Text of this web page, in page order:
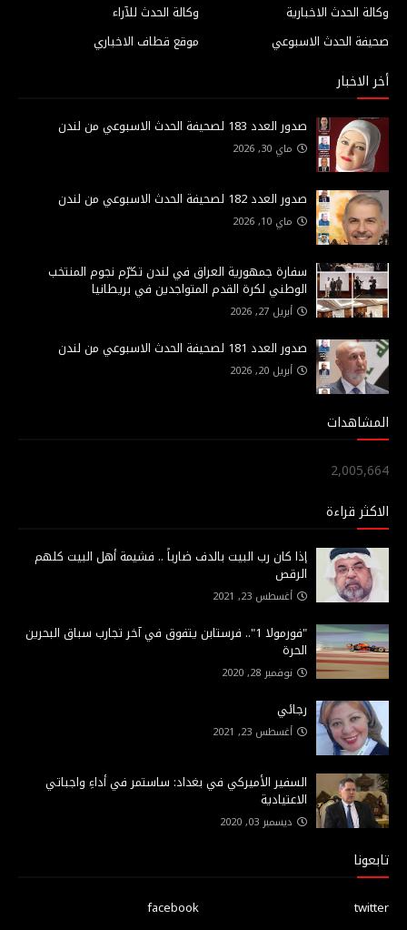
وكالة الحدث للآراء
وكالة الحدث الاخبارية
موقع قطاف الاخباري
صحيفة الحدث الاسبوعي
أخر الاخبار
صدور العدد 183 لصحيفة الحدث الاسبوعي من لندن
ماي 30, 2026
صدور العدد 182 لصحيفة الحدث الاسبوعي من لندن
ماي 10, 2026
سفارة جمهورية العراق في لندن تكرّم نجوم المنتخب
الوطني لكرة القدم المتواجدين في بريطانيا
أبريل 27, 2026
صدور العدد 181 لصحيفة الحدث الاسبوعي من لندن
أبريل 20, 2026
المشاهدات
2,005,664
الاكثر قراءة
إذا كان رب البيت بالدف ضارباً .. فشيمة أهل البيت كلهم
الرقص
أغسطس 23, 2021
"فورمولا 1".. فرستابن يتفوق في آخر تجارب سباق البحرين
الحرة
نوفمبر 28, 2020
رجائي
أغسطس 23, 2021
السفير الأميركي في بغداد: ساستمر في أداءِ واجباتي
الاعتيادية
ديسمبر 03, 2020
تابعونا
facebook
twitter